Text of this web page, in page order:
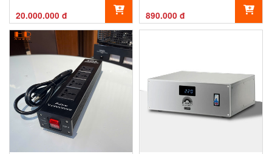
Thống Âm Thanh Hi-End
20.000.000 đ 890.000 đ